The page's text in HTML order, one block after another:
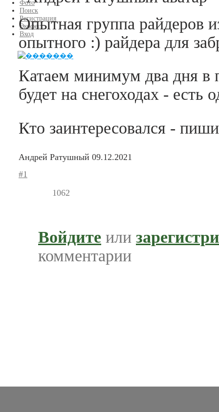
Фото
Поиск
Регистрация
Экофест
Вход
Опытная группа райдеров
опытного :) райдера для
Катаем минимум два дня в
будет на снегоходах - есть
Кто заинтересовался -
Андрей Ратушный 09.12.2021
#1
1062
Войдите или
комментарии